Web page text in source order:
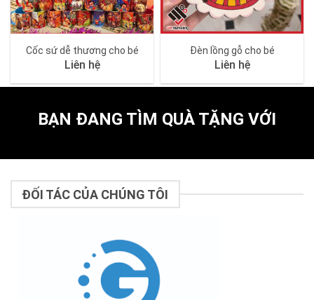
Cốc sứ dễ thương cho bé
Liên hệ
Đèn lồng gỗ cho bé
Liên hệ
BẠN ĐANG TÌM QUÀ TẶNG VỚI
ĐỐI TÁC CỦA CHÚNG TÔI